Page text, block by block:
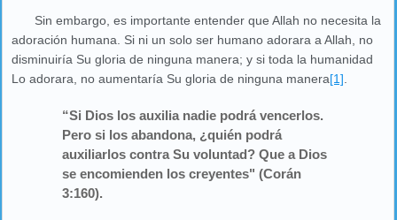
Sin embargo, es importante entender que Allah no necesita la
adoración humana. Si ni un solo ser humano adorara a Allah, no
disminuiría Su gloria de ninguna manera; y si toda la humanidad
Lo adorara, no aumentaría Su gloria de ninguna manera[1]
“Si Dios los auxilia nadie podrá vencerlos.
Pero si los abandona, ¿quién podrá
auxiliarlos contra Su voluntad? Que a Dios
se encomienden los creyentes" (Corán
3:160).